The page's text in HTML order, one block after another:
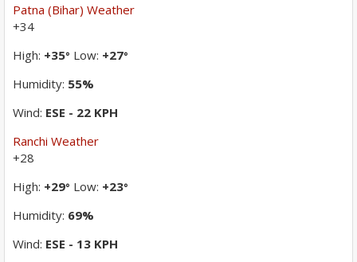
Patna (Bihar) Weather
+34
High: +35° Low: +27°
Humidity: 55%
Wind: ESE - 22 KPH
Ranchi Weather
+28
High: +29° Low: +23°
Humidity: 69%
Wind: ESE - 13 KPH